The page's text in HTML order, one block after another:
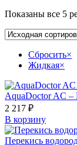
Показаны все 5
Сбросить×
Жидкая×
AquaDoctor AC –
2 217 ₽
В корзину
Перекись